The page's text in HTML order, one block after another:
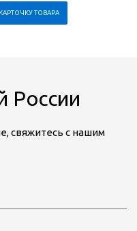
ТОВАРА
России
свяжитесь с нашим